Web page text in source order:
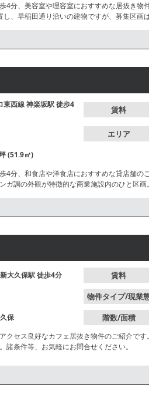
4分、美容室や理容室におすすめな居抜き物
、早稲田通り沿いの建物ですが、募集区画
東西線神楽坂駅徒歩4
賃料
エリア
(51.9㎡)
4分、和食店や洋食店におすすめな貸店舗の
ガ調の外観が特徴的な商業施設内のひと区
新大久保駅徒歩4分 賃料
物件タイプ/現業
保 階数/面積
クセス良好なカフェ居抜き物件のご紹介で
諸条件等、お気軽にお問合せください。